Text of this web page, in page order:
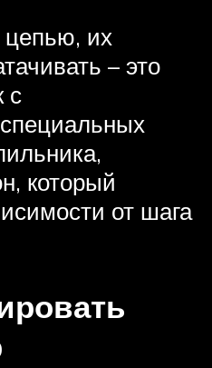
их
– это
с
который
от шага